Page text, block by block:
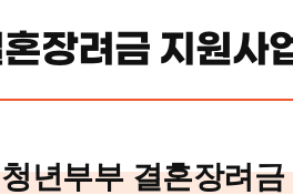
장려금 지원사
청년부부 결혼장려